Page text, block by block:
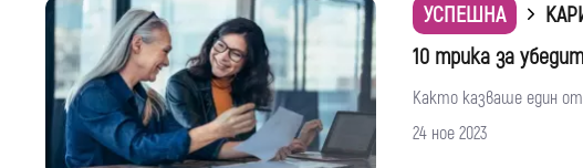
УСПЕШНА
10 трика за
Както казваше един
24 ное 2023